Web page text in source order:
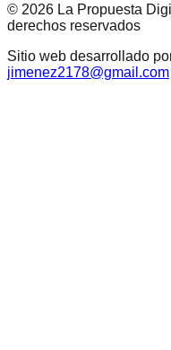
© 2026 La Propuesta
derechos reservados
Sitio web desarrollado
jimenez2178@gmail.com